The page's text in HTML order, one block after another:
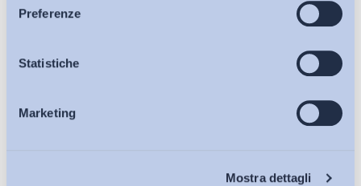
Preferenze
Statistiche
Marketing
Mostra dettagli
Articoli
Osservatori
Eventi
sulla pagina della
Iscriviti